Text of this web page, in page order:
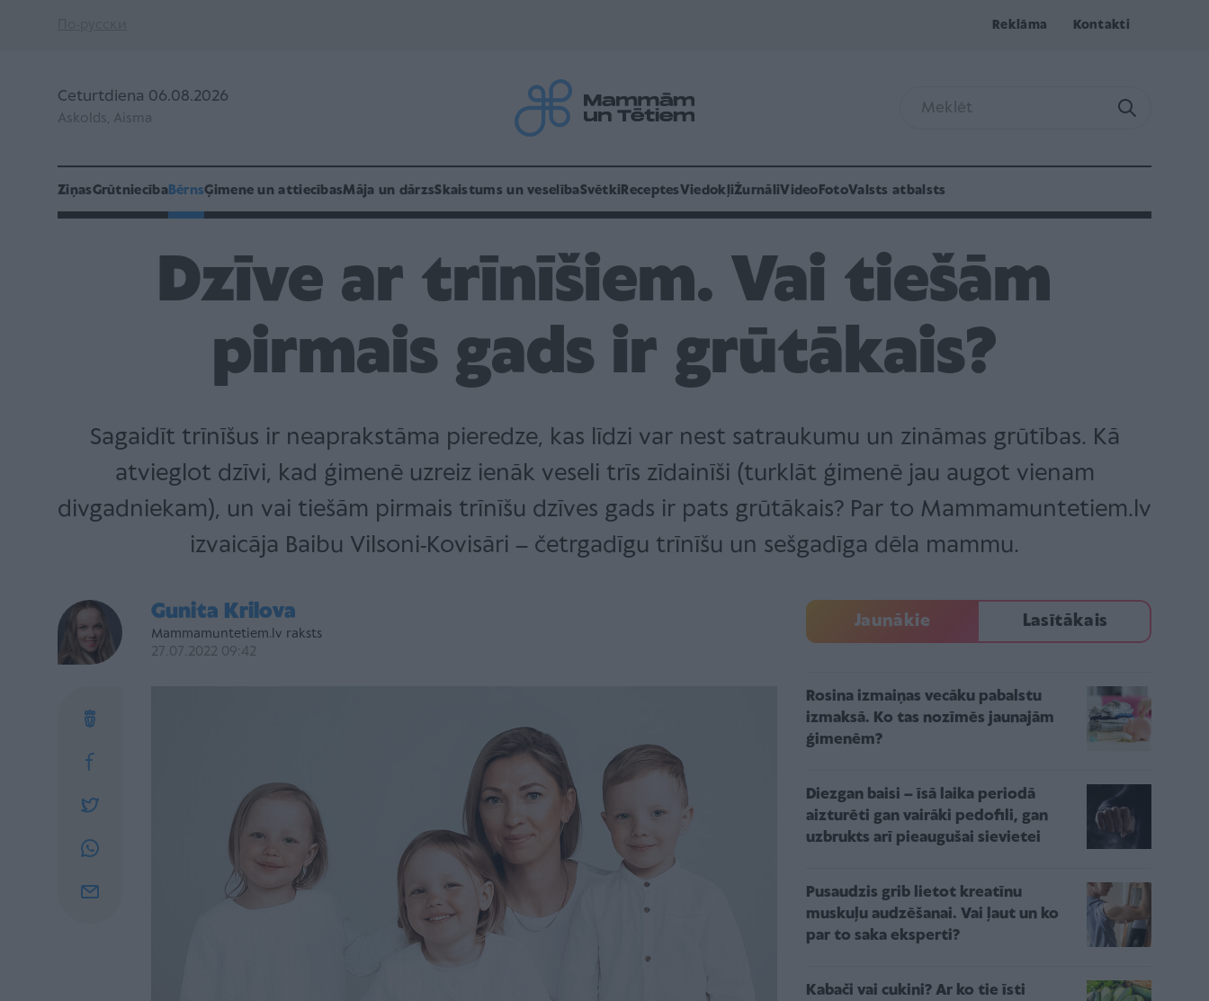
Reklāma Kontakti
Ceturtdiena 06.08.2026
Askolds, Aisma
ZiņasGrūtniecībaBērnsĢimene un attiecībasMāja un dārzsSkaistums un veselībaSvētki ReceptesViedokļiŽurnāliVideo FotoValsts atbalsts
Dzīve ar trīnīšiem. Vai tiešām
pirmais gads ir grūtākais?
Sagaidīt trīnīšus ir neaprakstāma pieredze, kas līdzi var nest satraukumu un zināmas grūtības. Kā
atvieglot dzīvi, kad ģimenē uzreiz ienāk veseli trīs zīdainīši (turklāt ģimenē jau augot vienam
divgadniekam), un vai tiešām pirmais trīnīšu dzīves gads ir pats grūtākais? Par to Mammamuntetiem.lv
izvaicāja Baibu Vilsoni-Kovisāri – četrgadīgu trīnīšu un sešgadīga dēla mammu.
Gunita Krilova
Mammamuntetiem.lv raksts
27.07.2022 09:42
Jaunākie Lasītākais
Rosina izmaiņas vecāku pabalstu
izmaksā. Ko tas nozīmēs jaunajām
ģimenēm?
Diezgan baisi – īsā laika periodā
aizturēti gan vairāki pedofili, gan
uzbrukts arī pieaugušai sievietei
Pusaudzis grib lietot kreatīnu
muskuļu audzēšanai. Vai ļaut un ko
par to saka eksperti?
Kabači vai cukini? Ar ko tie īsti